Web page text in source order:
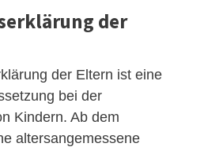
der
der Eltern ist eine
bei der
Kindern. Ab dem
altersangemessene